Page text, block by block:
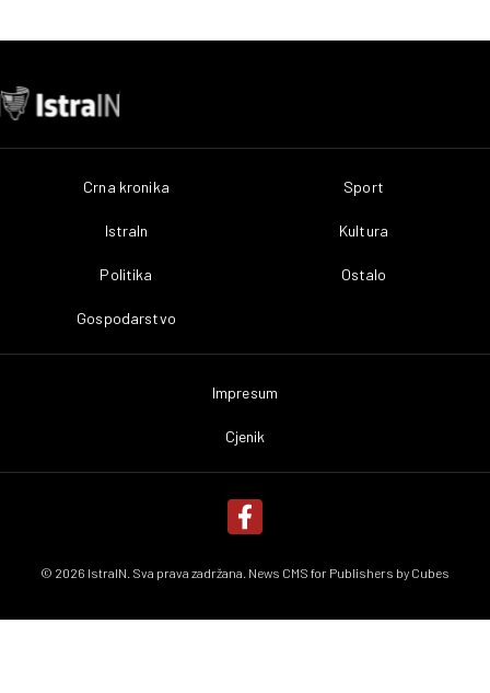
Crna kronika
IstraIn
Politika
Gospodarstvo
Sport
Kultura
Ostalo
Impresum
Cjenik
© 2026 IstraIN. Sva prava zadržana. News CMS for Publishers by Cubes